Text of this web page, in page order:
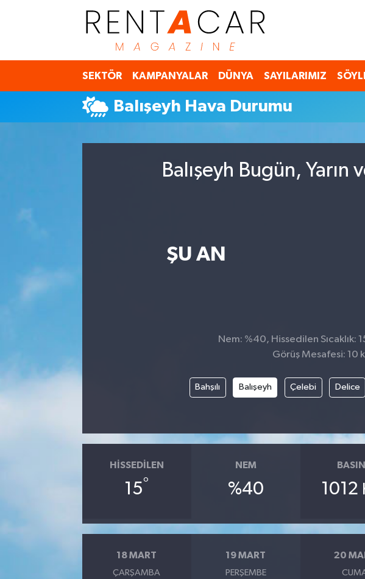
SEKTÖR KAMPANYALAR DÜNYA SAYILARIMIZ
Balışeyh Hava Durumu
Balışeyh Bugün,
ŞU AN
Nem: %40, Hissedilen Sıcaklık:
Görüş Mesafesi: 10
Bahşılı Balışeyh Çelebi Delice
HISSEDILEN
15°
NEM
%40 1012
18 MART
ÇARŞAMBA
19 MART
PERŞEMBE
20
İstanbul Nöbetçi Eczaneler
İstanbul Hava Durumu
İstanbul Namaz Vakitleri
Süper Lig Puan Durumu ve Fikstür